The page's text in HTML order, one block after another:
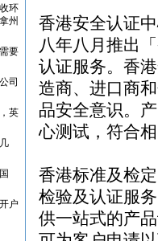
环
州
要
司
英
户
香港安全认证
八年八月推出
认证服务。香
造商、进口商
品安全意识。
心测试，符合
香港标准及检
检验及认证服
供一站式的产